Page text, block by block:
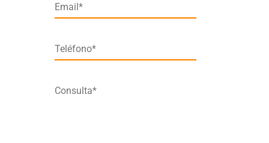
Email*
Teléfono*
Consulta*